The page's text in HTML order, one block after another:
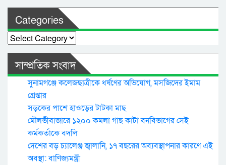
Categories
Categories
সাম্প্রতিক সংবাদ
সুনামগঞ্জে কলেজছাত্রীকে ধর্ষণের অভিযোগ, মসজিদের ইমাম
গ্রেপ্তার
সড়কের পাশে হাওড়ের টাটকা মাছ
মৌলভীবাজারে ১২০০ কমলা গাছ কাটা বনবিভাগের সেই
কর্মকর্তাকে বদলি
দেশের বড় চ্যালেঞ্জ জ্বালানি, ১৭ বছরের অব্যবস্থাপনার কারণে এই
অবস্থা: বাণিজ্যমন্ত্রী